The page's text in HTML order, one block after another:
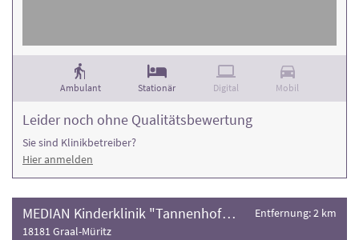
Ambulant Stationär Digital Mobil
Leider noch ohne Qualitätsbewertung
Sie sind Klinikbetreiber?
Hier anmelden
MEDIAN Kinderklinik "Tannenhof" Graal-Müritz
18181 Graal-Müritz
Entfernung: 2 km